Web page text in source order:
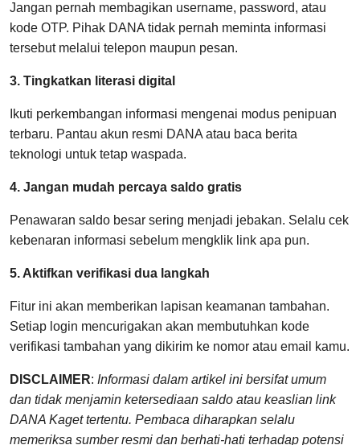
Jangan pernah membagikan username, password, atau
kode OTP. Pihak DANA tidak pernah meminta informasi
tersebut melalui telepon maupun pesan.
3. Tingkatkan literasi digital
Ikuti perkembangan informasi mengenai modus penipuan
terbaru. Pantau akun resmi DANA atau baca berita
teknologi untuk tetap waspada.
4. Jangan mudah percaya saldo gratis
Penawaran saldo besar sering menjadi jebakan. Selalu cek
kebenaran informasi sebelum mengklik link apa pun.
5. Aktifkan verifikasi dua langkah
Fitur ini akan memberikan lapisan keamanan tambahan.
Setiap login mencurigakan akan membutuhkan kode
verifikasi tambahan yang dikirim ke nomor atau email kamu.
DISCLAIMER: Informasi dalam artikel ini bersifat umum
dan tidak menjamin ketersediaan saldo atau keaslian link
DANA Kaget tertentu. Pembaca diharapkan selalu
memeriksa sumber resmi dan berhati-hati terhadap potensi